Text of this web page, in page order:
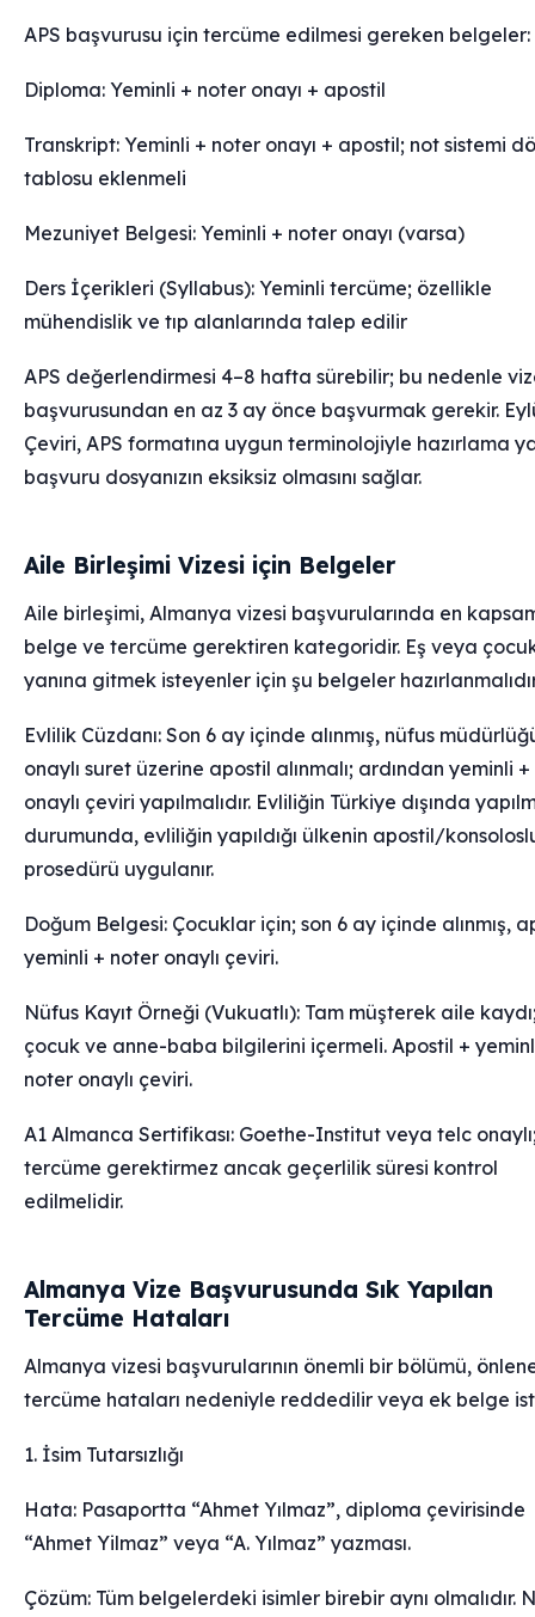
APS başvurusu için tercüme edilmesi gereken belgeler:
Diploma: Yeminli + noter onayı + apostil
Transkript: Yeminli + noter onayı + apostil; not sistemi
tablosu eklenmeli
Mezuniyet Belgesi: Yeminli + noter onayı (varsa)
Ders İçerikleri (Syllabus): Yeminli tercüme; özellikle
mühendislik ve tıp alanlarında talep edilir
APS değerlendirmesi 4–8 hafta sürebilir; bu nedenle
başvurusundan en az 3 ay önce başvurmak gerekir.
Çeviri, APS formatına uygun terminolojiyle hazırlama
başvuru dosyanızın eksiksiz olmasını sağlar.
Aile Birleşimi Vizesi için Belgeler
Aile birleşimi, Almanya vizesi başvurularında en
belge ve tercüme gerektiren kategoridir. Eş veya
yanına gitmek isteyenler için şu belgeler
Evlilik Cüzdanı: Son 6 ay içinde alınmış, nüfus
onaylı suret üzerine apostil alınmalı; ardından yeminli
onaylı çeviri yapılmalıdır. Evliliğin Türkiye dışında
durumunda, evliliğin yapıldığı ülkenin apostil/
prosedürü uygulanır.
Doğum Belgesi: Çocuklar için; son 6 ay içinde alınmış,
yeminli + noter onaylı çeviri.
Nüfus Kayıt Örneği (Vukuatlı): Tam müşterek aile
çocuk ve anne-baba bilgilerini içermeli. Apostil +
noter onaylı çeviri.
A1 Almanca Sertifikası: Goethe-Institut veya telc
tercüme gerektirmez ancak geçerlilik süresi kontrol
edilmelidir.
Almanya Vize Başvurusunda Sık Yapılan
Tercüme Hataları
Almanya vizesi başvurularının önemli bir bölümü,
tercüme hataları nedeniyle reddedilir veya ek belge
1. İsim Tutarsızlığı
Hata: Pasaportta “Ahmet Yılmaz”, diploma çevirisinde
“Ahmet Yilmaz” veya “A. Yılmaz” yazması.
Çözüm: Tüm belgelerdeki isimler birebir aynı olmalıdır.